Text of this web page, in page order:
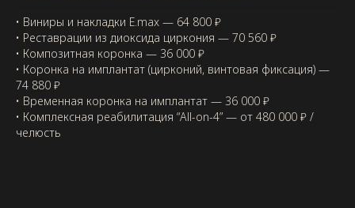
• Виниры и накладки E.max — 64 800 ₽
• Реставрации из диоксида циркония — 70 560 ₽
• Композитная коронка — 36 000 ₽
• Коронка на имплантат (цирконий, винтовая фиксация) —
74 880 ₽
• Временная коронка на имплантат — 36 000 ₽
• Комплексная реабилитация “All-on-4” — от 480 000 ₽ /
челюсть